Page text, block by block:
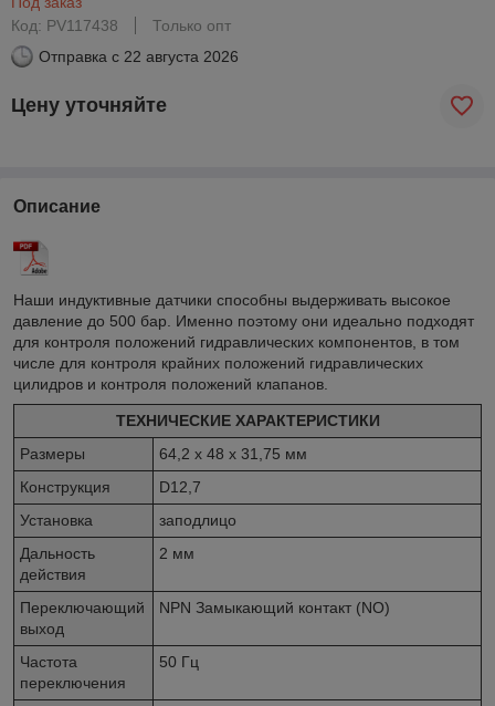
Код: PV117438
Только опт
Отправка с 22 августа 2026
Цену уточняйте
Описание
Наши индуктивные датчики способны выдерживать высокое
давление до 500 бар. Именно поэтому они идеально подходят
для контроля положений гидравлических компонентов, в том
числе для контроля крайних положений гидравлических
цилидров и контроля положений клапанов.
ТЕХНИЧЕСКИЕ ХАРАКТЕРИСТИКИ
Размеры
64,2 x 48 x 31,75 мм
Конструкция
D12,7
Установка
заподлицо
Дальность
действия
2 мм
Переключающий
выход
NPN Замыкающий контакт (NO)
Частота
переключения
50 Гц